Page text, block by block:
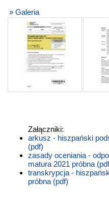
» Galeria
Załączniki:
arkusz - hiszpański
(pdf)
zasady oceniania -
matura 2021 próbna
transkrypcja -
próbna (pdf)